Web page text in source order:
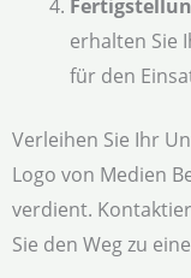
erhalten Sie
für den
Verleihen Sie Ihr
Logo von Medien
verdient.
Sie den Weg zu